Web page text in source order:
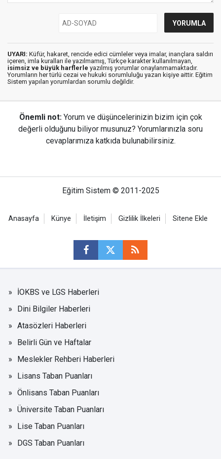
UYARI: Küfür, hakaret, rencide edici cümleler veya imalar, inançlara saldırı
içeren, imla kuralları ile yazılmamış, Türkçe karakter kullanılmayan,
isimsiz ve büyük harflerle yazılmış yorumlar onaylanmamaktadır.
Yorumların her türlü cezai ve hukuki sorumluluğu yazan kişiye aittir. Eğitim
Sistem yapılan yorumlardan sorumlu değildir.
Önemli not: Yorum ve düşüncelerinizin bizim için çok
değerli olduğunu biliyor musunuz? Yorumlarınızla soru
cevaplarımıza katkıda bulunabilirsiniz.
Eğitim Sistem © 2011-2025
Anasayfa Künye İletişim Gizlilik İlkeleri Sitene Ekle
İOKBS ve LGS Haberleri
Dini Bilgiler Haberleri
Atasözleri Haberleri
Belirli Gün ve Haftalar
Meslekler Rehberi Haberleri
Lisans Taban Puanları
Önlisans Taban Puanları
Üniversite Taban Puanları
Lise Taban Puanları
DGS Taban Puanları